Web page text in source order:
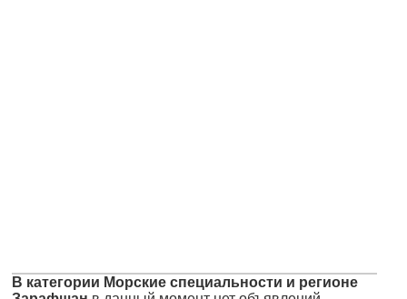
В категории Морские специальности и регионе